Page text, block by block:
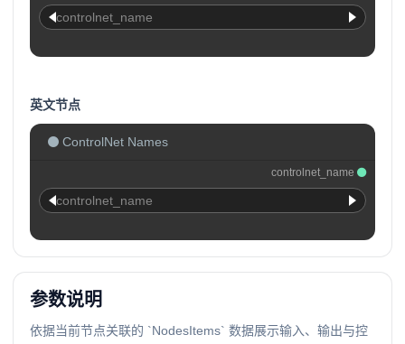
controlnet_name
英文节点
ControlNet Names
controlnet_name
controlnet_name
参数说明
依据当前节点关联的 `NodesItems` 数据展示输入、输出与控